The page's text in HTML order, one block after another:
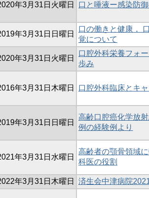
年3月31日火曜日 口と唾液ー感染防
年3月31日日曜日
口の働きと健康，
覚について
年3月31日火曜日
口腔外科栄養フォ
歩み
年3月31日木曜日 口腔外科臨床とキ
年3月31日日曜日
高齢口腔癌化学放
例の経験例より
年3月31日水曜日
高齢者の顎骨領域
科医の役割
年3月31日木曜日 済生会中津病院